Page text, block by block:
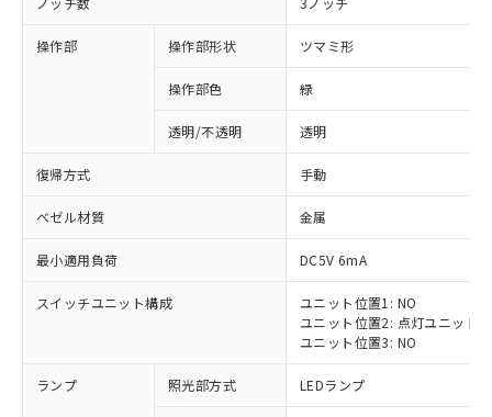
操作部 操作部形状 ツマミ形
操作部色 緑
透明/不透明 透明
復帰方式 手動
ベゼル材質 金属
最小適用負荷 DC5V 6mA
スイッチユニット構成
ユニット位置1: NO
ユニット位置2: 点灯ユニット
ユニット位置3: NO
ランプ 照光部方式 LEDランプ